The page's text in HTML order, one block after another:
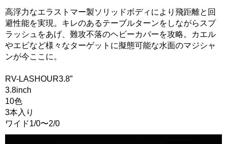
高浮力なエラストマー製ソリッドボディにより飛距離と回
避性能を実現。キレのあるテーブルターンをしながらスプ
ラッシュをあげ、難攻不落のヘビーカバーを攻略。カエル
やエビなど様々なターゲットに擬態可能な水面のマジシャ
ンが今ここに。
RV-LASHOUR3.8”
3.8inch
10色
3本入り
ワイド1/0〜2/0